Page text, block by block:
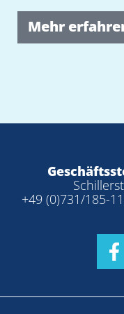
Mehr
+49 (0)731/185-